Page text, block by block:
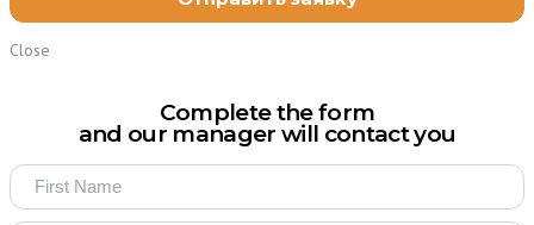
Close
Complete the form
and our manager will contact you